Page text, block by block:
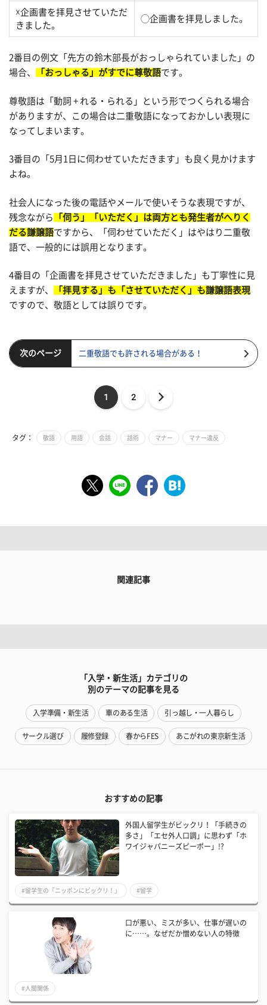
☓企画書を拝見させていただ
きました。
◯企画書を拝見しました。
2番目の例文「先方の鈴木部長がおっしゃられていました」の
場合、
「おっしゃる」がすでに尊敬語です。
尊敬語は「動詞 + れる・られる」という形でつくられる場合
がありますが、この場合は二重敬語になっておかしい表現に
なってしまいます。
3番目の「5月1日に伺わせていただきます」も良く見かけます
よね。
社会人になった後の電話やメールで使いそうな表現ですが、
残念ながら
「伺う」「いただく」は両方とも発生者がへりく
だる謙譲語ですから、「伺わせていただく」はやはり二重敬
語で、一般的には誤用となります。
4番目の「企画書を拝見させていただきました」も丁寧性に見
えますが、
「拝見する」も「させていただく」も謙譲語表現
ですので、敬語としては誤りです。
次のページ 二重敬語でも許される場合がある！
1 2
タグ： 敬語 用語 会話 話術 マナー マナー違反
関連記事
「入学・新生活」カテゴリの
別のテーマの記事を見る
入学準備・新生活 車のある生活 引っ越し・一人暮らし
サークル選び 履修登録 春からFES あこがれの東京新生活
おすすめの記事
外国人留学生がビックリ！「手続きの
多さ」「エセ外人口調」に思わず「ホ
ワイジャパニーズピーポー」!?
#留学生の「ニッポンにビックリ！」 #留学
口が悪い、ミスが多い、仕事が遅いの
に……。なぜだか憎めない人の特徴
#人間関係